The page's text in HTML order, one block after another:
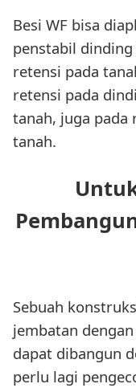
Besi WF bisa
penstabil dinding
retensi pada
retensi pada
tanah, juga pada
tanah.
Sebuah
jembatan
dapat dibangun
perlu lagi